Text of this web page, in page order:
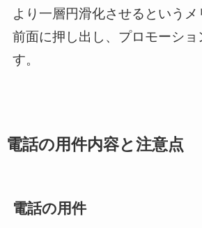
より一層円滑化させるというメ
前面に押し出し、プロモーショ
す。
電話の用件内容と注意点
電話の用件